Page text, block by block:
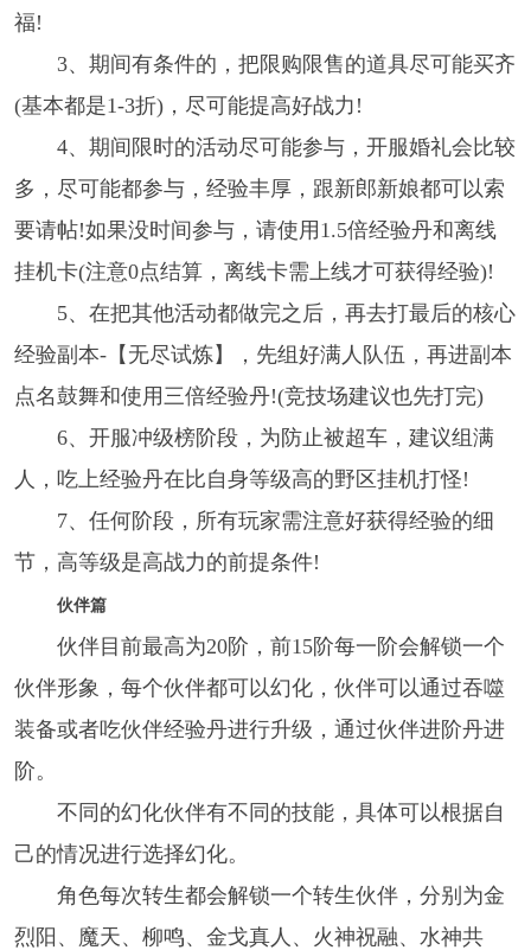
福!
3、期间有条件的，把限购限售的道具尽可能买齐
(基本都是1-3折)，尽可能提高好战力!
4、期间限时的活动尽可能参与，开服婚礼会比较
多，尽可能都参与，经验丰厚，跟新郎新娘都可以索
要请帖!如果没时间参与，请使用1.5倍经验丹和离线
挂机卡(注意0点结算，离线卡需上线才可获得经验)!
5、在把其他活动都做完之后，再去打最后的核心
经验副本-【无尽试炼】，先组好满人队伍，再进副本
点名鼓舞和使用三倍经验丹!(竞技场建议也先打完)
6、开服冲级榜阶段，为防止被超车，建议组满
人，吃上经验丹在比自身等级高的野区挂机打怪!
7、任何阶段，所有玩家需注意好获得经验的细
节，高等级是高战力的前提条件!
伙伴篇
伙伴目前最高为20阶，前15阶每一阶会解锁一个
伙伴形象，每个伙伴都可以幻化，伙伴可以通过吞噬
装备或者吃伙伴经验丹进行升级，通过伙伴进阶丹进
阶。
不同的幻化伙伴有不同的技能，具体可以根据自
己的情况进行选择幻化。
角色每次转生都会解锁一个转生伙伴，分别为金
烈阳、魔天、柳鸣、金戈真人、火神祝融、水神共